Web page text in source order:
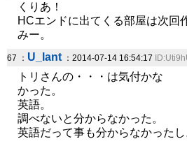
くりあ！
HCエンドに出てくる部屋は次回
みー。
67 ： U_lant：2014-07-14 16:54:17
トリさんの・・・は気付かな
かった。
英語。
調べないと分からなかった。
英語だって事も分からなかったし